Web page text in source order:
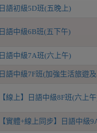
日語初級5D班(五晚上)
日語中級6B班(五下午)
日語中級7A班(六上午)
日語中級7F班(加強生活旅遊
【線上】日語中級8F班(六上
【實體+線上同步】日語中級